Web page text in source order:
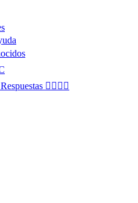
🙋‍♂️🙋‍♀️